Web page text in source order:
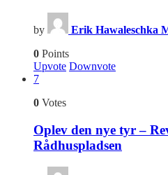
by Erik Hawaleschka
0 Points
Upvote Downvote
7
0 Votes
Oplev den nye tyr –
Rådhuspladsen